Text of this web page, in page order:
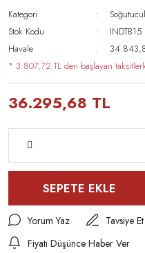
Kategori
Stok Kodu
INDTB15
Havale
* 3.807,72 TL den başlayan
36.295,68 TL
SEPETE EKLE
Yorum Yaz
Tavsiye Et
Fiyatı Düşünce Haber Ver